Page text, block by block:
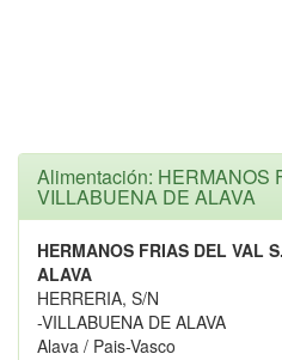
Alimentación: HERMANOS
VILLABUENA DE ALAVA
HERMANOS FRIAS DEL VAL
ALAVA
HERRERIA, S/N
-VILLABUENA DE ALAVA
Alava / Pais-Vasco